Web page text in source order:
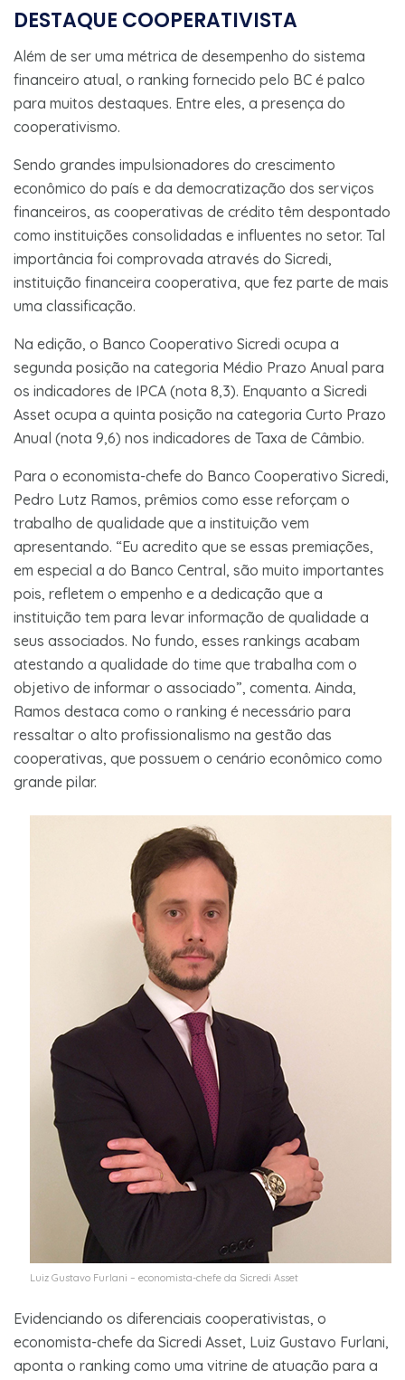
DESTAQUE COOPERATIVISTA
Além de ser uma métrica de desempenho do sistema
financeiro atual, o ranking fornecido pelo BC é palco
para muitos destaques. Entre eles, a presença do
cooperativismo.
Sendo grandes impulsionadores do crescimento
econômico do país e da democratização dos serviços
financeiros, as cooperativas de crédito têm despontado
como instituições consolidadas e influentes no setor. Tal
importância foi comprovada através do Sicredi,
instituição financeira cooperativa, que fez parte de mais
uma classificação.
Na edição, o Banco Cooperativo Sicredi ocupa a
segunda posição na categoria Médio Prazo Anual para
os indicadores de IPCA (nota 8,3). Enquanto a Sicredi
Asset ocupa a quinta posição na categoria Curto Prazo
Anual (nota 9,6) nos indicadores de Taxa de Câmbio.
Para o economista-chefe do Banco Cooperativo Sicredi,
Pedro Lutz Ramos, prêmios como esse reforçam o
trabalho de qualidade que a instituição vem
apresentando. “Eu acredito que se essas premiações,
em especial a do Banco Central, são muito importantes
pois, refletem o empenho e a dedicação que a
instituição tem para levar informação de qualidade a
seus associados. No fundo, esses rankings acabam
atestando a qualidade do time que trabalha com o
objetivo de informar o associado”, comenta. Ainda,
Ramos destaca como o ranking é necessário para
ressaltar o alto profissionalismo na gestão das
cooperativas, que possuem o cenário econômico como
grande pilar.
Luiz Gustavo Furlani – economista-chefe da Sicredi Asset
Evidenciando os diferenciais cooperativistas, o
economista-chefe da Sicredi Asset, Luiz Gustavo Furlani,
aponta o ranking como uma vitrine de atuação para a